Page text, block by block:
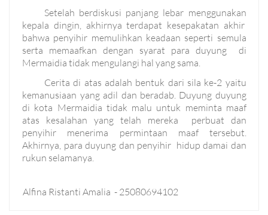
Setelah berdiskusi panjang lebar menggunakan
kepala dingin, akhirnya terdapat kesepakatan akhir
bahwa penyihir memulihkan keadaan seperti semula
serta memaafkan dengan syarat para duyung di
Mermaidia tidak mengulangi hal yang sama.
Cerita di atas adalah bentuk dari sila ke-2 yaitu
kemanusiaan yang adil dan beradab. Duyung duyung
di kota Mermaidia tidak malu untuk meminta maaf
atas kesalahan yang telah mereka perbuat dan
penyihir menerima permintaan maaf tersebut.
Akhirnya, para duyung dan penyihir hidup damai dan
rukun selamanya.
Alfina Ristanti Amalia - 25080694102